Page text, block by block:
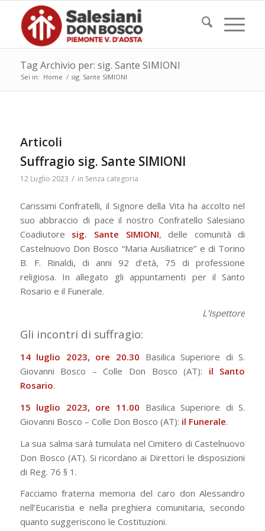
Tag Archivio per: sig. Sante SIMIONI
Sei in: Home / sig. Sante SIMIONI
Articoli
Suffragio sig. Sante SIMIONI
12 Luglio 2023 / in Senza categoria
Carissimi Confratelli, il Signore della Vita ha accolto nel
suo abbraccio di pace il nostro Confratello Salesiano
Coadiutore sig. Sante SIMIONI, delle comunità di
Castelnuovo Don Bosco “Maria Ausiliatrice” e di Torino
B. F. Rinaldi, di anni 92 d’età, 75 di professione
religiosa. In allegato gli appuntamenti per il Santo
Rosario e il Funerale.
L’Ispettore
Gli incontri di suffragio:
14 luglio 2023, ore 20.30 Basilica Superiore di S.
Giovanni Bosco – Colle Don Bosco (AT): il Santo
Rosario.
15 luglio 2023, ore 11.00 Basilica Superiore di S.
Giovanni Bosco – Colle Don Bosco (AT): il Funerale.
La sua salma sarà tumulata nel Cimitero di Castelnuovo
Don Bosco (AT). Si ricordano ai Direttori le disposizioni
di Reg. 76 § 1.
Facciamo fraterna memoria del caro don Alessandro
nell’Eucaristia e nella preghiera comunitaria, secondo
quanto suggeriscono le Costituzioni.